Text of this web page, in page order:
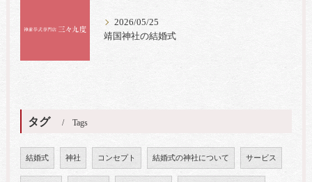
2026/05/25
靖国神社の結婚式
タグ Tags
結婚式 神社 コンセプト 結婚式の神社について サービス